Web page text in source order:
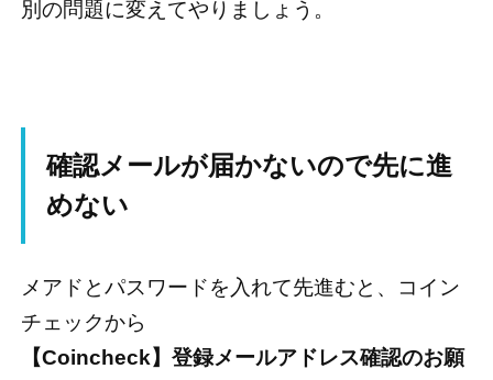
別の問題に変えてやりましょう。
確認メールが届かないので先に進
めない
メアドとパスワードを入れて先進むと、コイン
チェックから
【Coincheck】登録メールアドレス確認のお願